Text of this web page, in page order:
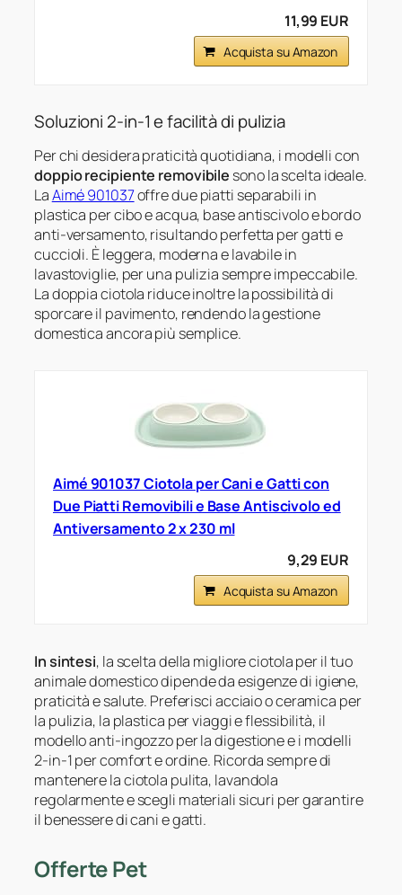
11,99 EUR
Acquista su Amazon
Soluzioni 2-in-1 e facilità di pulizia
Per chi desidera praticità quotidiana, i modelli con
doppio recipiente removibile sono la scelta ideale.
LaAimé 901037offre due piatti separabili in
plastica per cibo e acqua, base antiscivolo e bordo
anti-versamento, risultando perfetta per gatti e
cuccioli. È leggera, moderna e lavabile in
lavastoviglie, per una pulizia sempre impeccabile.
La doppia ciotola riduce inoltre la possibilità di
sporcare il pavimento, rendendo la gestione
domestica ancora più semplice.
Aimé 901037 Ciotola per Cani e Gatti con
Due Piatti Removibili e Base Antiscivolo ed
Antiversamento 2 x 230 ml
9,29 EUR
Acquista su Amazon
In sintesi, la scelta della migliore ciotola per il tuo
animale domestico dipende da esigenze di igiene,
praticità e salute. Preferisci acciaio o ceramica per
la pulizia, la plastica per viaggi e flessibilità, il
modello anti-ingozzo per la digestione e i modelli
2-in-1 per comfort e ordine. Ricorda sempre di
mantenere la ciotola pulita, lavandola
regolarmente e scegli materiali sicuri per garantire
il benessere di cani e gatti.
Offerte Pet